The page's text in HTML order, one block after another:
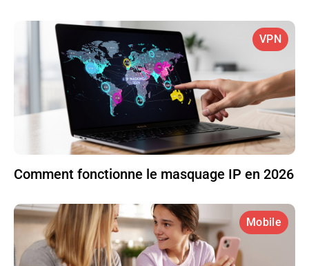
VPN
Comment fonctionne le masquage IP en 2026
Mobile